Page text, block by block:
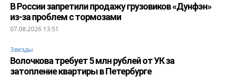
В России запретили продажу грузовиков «Дунфэн»
из-за проблем с тормозами
07.08.2026 13:51
Звезды
Волочкова требует 5 млн рублей от УК за
затопление квартиры в Петербурге